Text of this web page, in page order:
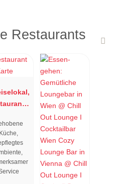
Restaurants
"
"
Küche,